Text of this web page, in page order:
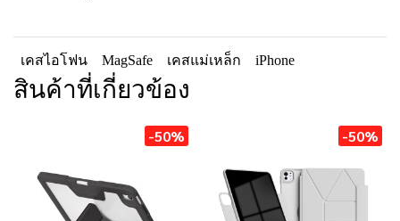
เคสไอโฟน MagSafe เคสแม่เหล็ก iPhone
สินค้าที่เกี่ยวข้อง
-50% -50%